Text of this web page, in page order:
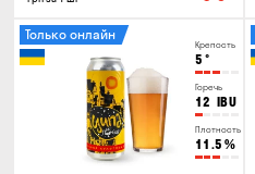
Крепость
5 °
Горечь
12 IBU
Плотность
11.5 %
Только онлайн